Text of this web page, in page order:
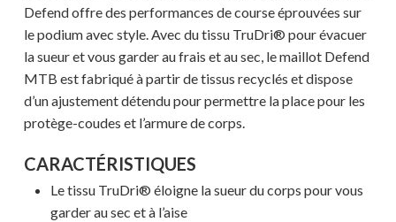
Defend offre des performances de course éprouvées sur
le podium avec style. Avec du tissu TruDri® pour évacuer
la sueur et vous garder au frais et au sec, le maillot Defend
MTB est fabriqué à partir de tissus recyclés et dispose
d’un ajustement détendu pour permettre la place pour les
protège-coudes et l’armure de corps.
CARACTÉRISTIQUES
Le tissu TruDri® éloigne la sueur du corps pour vous
garder au sec et à l’aise